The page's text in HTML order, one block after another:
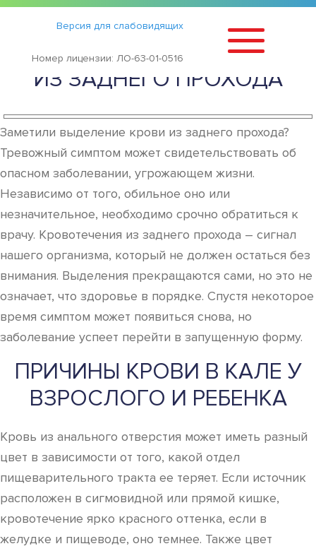
Версия для слабовидящих
Номер лицензии: ЛО-63-01-0516
Статьи ›
ЧЕМ ЛЕЧИТЬ КРОВОТЕЧЕНИЕ
ИЗ ЗАДНЕГО ПРОХОДА
Заметили выделение крови из заднего прохода?
Тревожный симптом может свидетельствовать об
опасном заболевании, угрожающем жизни.
Независимо от того, обильное оно или
незначительное, необходимо срочно обратиться к
врачу. Кровотечения из заднего прохода – сигнал
нашего организма, который не должен остаться без
внимания. Выделения прекращаются сами, но это не
означает, что здоровье в порядке. Спустя некоторое
время симптом может появиться снова, но
заболевание успеет перейти в запущенную форму.
ПРИЧИНЫ КРОВИ В КАЛЕ У
ВЗРОСЛОГО И РЕБЕНКА
Кровь из анального отверстия может иметь разный
цвет в зависимости от того, какой отдел
пищеварительного тракта ее теряет. Если источник
расположен в сигмовидной или прямой кишке,
кровотечение ярко красного оттенка, если в
желудке и пищеводе, оно темнее. Также цвет